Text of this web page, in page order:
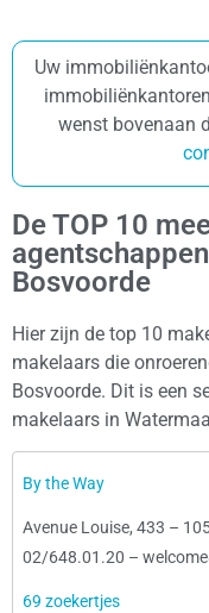
Uw
wenst bovenaan
De TOP 10
Bosvoorde
Hier zijn de top 10
makelaars die
Bosvoorde. Dit is een
makelaars in
By the Way
Avenue Louise, 433 –
02/648.01.20 –
69 zoekertjes